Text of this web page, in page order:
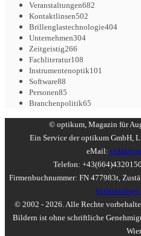
Veranstaltungen682
Kontaktlinsen502
Brillenglastechnologie404
Unternehmen304
Zeitgeistig266
Fachliteratur108
Instrumentenoptik101
Software88
Personen85
Branchenpolitik65
© optikum, Magazin für
Ein Service der optikum GmbH,
eMail:
Telefon:
Firmenbuchnummer: FN 477983t,
Vollständiges
© 2002 - 2026. Alle Rechte
Bildern ist ohne schriftliche